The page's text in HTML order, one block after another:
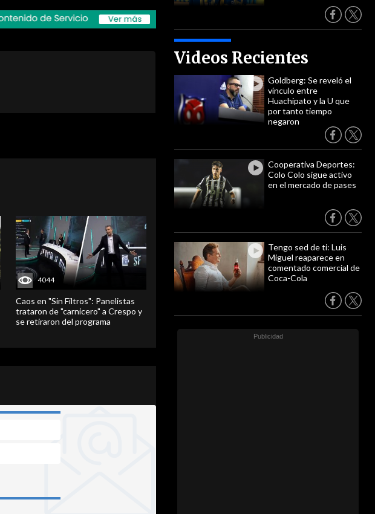
Videos Recientes
Goldberg: Se reveló el
vínculo entre
Huachipato y la U que
por tanto tiempo
negaron
Cooperativa Deportes:
Colo Colo sigue activo
en el mercado de pases
Tengo sed de ti: Luis
Miguel reaparece en
comentado comercial de
Coca-Cola
4044
Caos en "Sin Filtros": Panelistas
trataron de "carnicero" a Crespo y
se retiraron del programa